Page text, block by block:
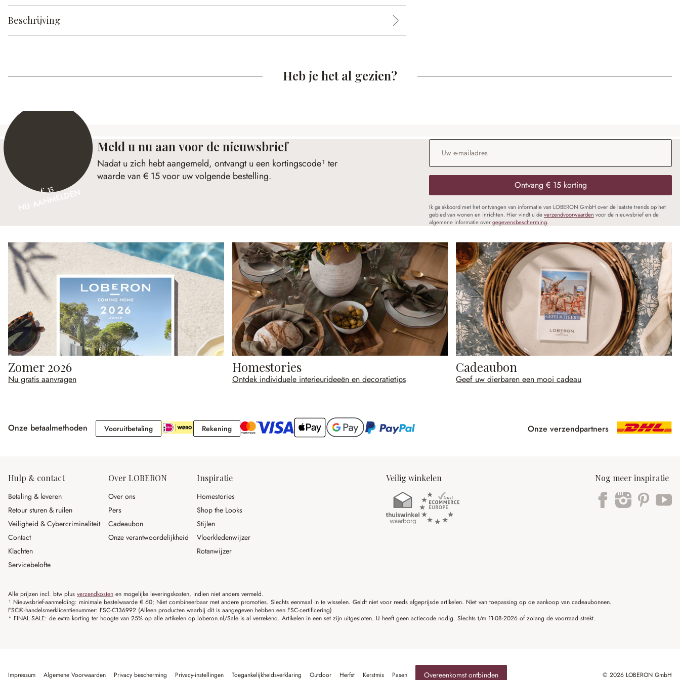
Beschrijving
Heb je het al gezien?
€ 15
NU AANMELDEN
Meld u nu aan voor de nieuwsbrief
Nadat u zich hebt aangemeld, ontvangt u een kortingscode¹ ter
waarde van € 15 voor uw volgende bestelling.
E-mailadres*
Ontvang € 15 korting
Ik ga akkoord met het ontvangen van informatie van LOBERON GmbH over de laatste trends op het
gebied van wonen en inrichten. Hier vindt u deverzendvoorwaarden voor de nieuwsbrief en de
algemene informatie overgegevensbescherming.
Zomer 2026
Nu gratis aanvragen
Homestories
Ontdek individuele interieurideeën en decoratietips
Cadeaubon
Geef uw dierbaren een mooi cadeau
Onze betaalmethoden VooruitbetalingVooruitbetaling RekeningRekening Onze verzendpartners
Hulp & contact
Betaling & leveren
Retour sturen & ruilen
Veiligheid & Cybercriminaliteit
Contact
Klachten
Servicebelofte
Over LOBERON
Over ons
Pers
Cadeaubon
Onze verantwoordelijkheid
Inspiratie
Homestories
Shop the Looks
Stijlen
Vloerkledenwijzer
Rotanwijzer
Veilig winkelen Nog meer inspiratie
Alle prijzen incl. btw plus verzendkosten en mogelijke leveringskosten, indien niet anders vermeld.
¹ Nieuwsbrief-aanmelding: minimale bestelwaarde € 60; Niet combineerbaar met andere promoties. Slechts eenmaal in te wisselen. Geldt niet voor reeds afgeprijsde artikelen. Niet van toepassing op de aankoop van cadeaubonnen.
FSC®-handelsmerklicentienummer: FSC-C136992 (Alleen producten waarbij dit is aangegeven hebben een FSC-certificering)
* FINAL SALE: de extra korting ter hoogte van 25% op alle artikelen op loberon.nl/Sale is al verrekend. Artikelen in een set zijn uitgesloten. U heeft geen actiecode nodig. Slechts t/m 11-08-2026 of zolang de voorraad strekt.
Impressum Algemene Voorwaarden Privacy bescherming Privacy-instellingen Toegankelijkheidsverklaring Outdoor Herfst Kerstmis Pasen Overeenkomst ontbinden © 2026 LOBERON GmbH